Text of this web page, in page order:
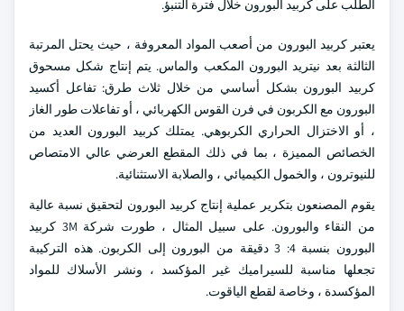
الطلب على كربيد البورون خلال فترة التنبؤ.
يعتبر كربيد البورون من أصعب المواد المعروفة ، حيث يحتل المرتبة
الثالثة بعد نيتريد البورون المكعب والماس. يتم إنتاج شكل مسحوق
كربيد البورون بشكل أساسي من خلال ثلاث طرق: تفاعل أكسيد
البورون مع الكربون في فرن القوس الكهربائي ، أو تفاعلات طور الغاز
، أو الاختزال الحراري الكربوهي. يمتلك كربيد البورون العديد من
الخصائص المميزة ، بما في ذلك المقطع العرضي عالي الامتصاص
للنيوترون ، والخمول الكيميائي ، والصلابة الاستثنائية.
يقوم المصنعون بتكرير عملية إنتاج كربيد البورون لتحقيق نسبة عالية
من النقاء والبورون. على سبيل المثال ، طورت شركة 3M كربيد
البورون بنسبة 4: 3 دقيقة من البورون إلى الكربون. هذه التركيبة
تجعلها مناسبة للسيراميك غير المؤكسد ، ونشر الأسلاك للمواد
المؤكسدة ، وخاصة لقطع الياقوت.